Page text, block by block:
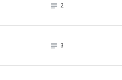
subject_black
2
subject_black
3